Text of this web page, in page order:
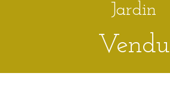
Jardin
Vendu